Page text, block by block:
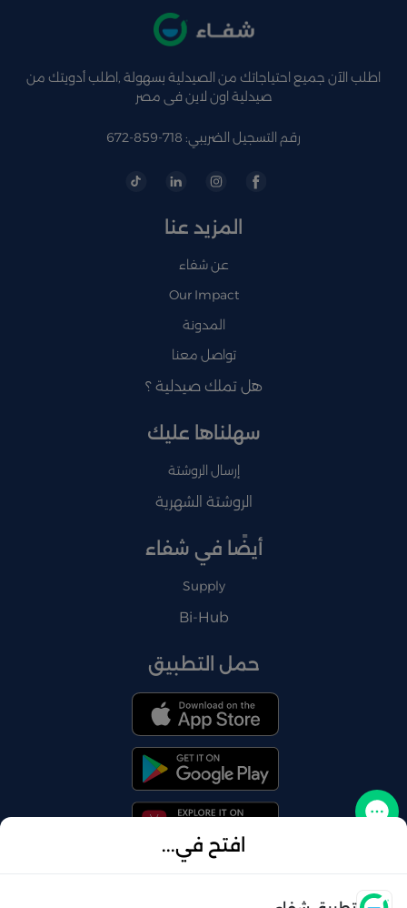
افتح في...
اطلب الآن جميع احتياجاتك من الصيدلية بسهولة ,اطلب أدويتك من
صيدلية اون لاين فى مصر
رقم التسجيل الضريبي: 718-859-672
المزيد عنا
عن شفاء
Our Impact
المدونة
تواصل معنا
هل تملك صيدلية ؟
سهلناها عليك
إرسال الروشتة
الروشتة الشهرية
أيضًا في شفاء
Supply
Bi-Hub
حمل التطبيق
تواصل معنا